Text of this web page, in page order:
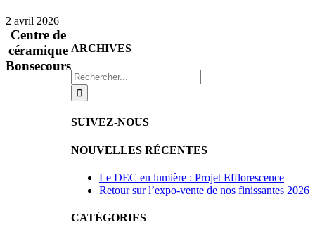
2 avril 2026
ARCHIVES
Recherche
sur
le
:SUIVEZ-NOUS
NOUVELLES RÉCENTES
Le DEC en lumière : Projet Efflorescence
Retour sur l’expo-vente de nos finissantes 2026
CATÉGORIES
Centre de
céramique
Bonsecours